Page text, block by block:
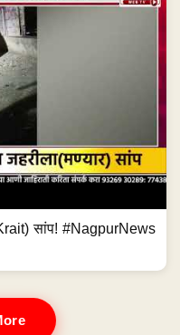
सांप! #NagpurNews